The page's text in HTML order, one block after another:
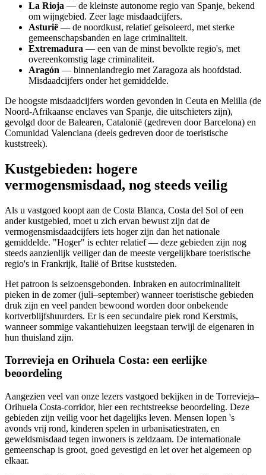
La Rioja — de kleinste autonome regio van Spanje, bekend
om wijngebied. Zeer lage misdaadcijfers.
Asturië — de noordkust, relatief geïsoleerd, met sterke
gemeenschapsbanden en lage criminaliteit.
Extremadura — een van de minst bevolkte regio's, met
overeenkomstig lage criminaliteit.
Aragón — binnenlandregio met Zaragoza als hoofdstad.
Misdaadcijfers onder het gemiddelde.
De hoogste misdaadcijfers worden gevonden in Ceuta en Melilla (de
Noord-Afrikaanse enclaves van Spanje, die uitschieters zijn),
gevolgd door de Balearen, Catalonië (gedreven door Barcelona) en
Comunidad Valenciana (deels gedreven door de toeristische
kuststreek).
Kustgebieden: hogere
vermogensmisdaad, nog steeds veilig
Als u vastgoed koopt aan de Costa Blanca, Costa del Sol of een
ander kustgebied, moet u zich ervan bewust zijn dat de
vermogensmisdaadcijfers iets hoger zijn dan het nationale
gemiddelde. "Hoger" is echter relatief — deze gebieden zijn nog
steeds aanzienlijk veiliger dan de meeste vergelijkbare toeristische
regio's in Frankrijk, Italië of Britse kuststeden.
Het patroon is seizoensgebonden. Inbraken en autocriminaliteit
pieken in de zomer (juli–september) wanneer toeristische gebieden
druk zijn en veel panden bewoond worden door onbekende
kortverblijfshuurders. Er is een secundaire piek rond Kerstmis,
wanneer sommige vakantiehuizen leegstaan terwijl de eigenaren in
hun thuisland zijn.
Torrevieja en Orihuela Costa: een eerlijke
beoordeling
Aangezien veel van onze lezers vastgoed bekijken in de Torrevieja–
Orihuela Costa-corridor, hier een rechtstreekse beoordeling. Deze
gebieden zijn veilig voor het dagelijks leven. Mensen lopen 's
avonds vrij rond, kinderen spelen in urbanisatiestraten, en
geweldsmisdaad tegen inwoners is zeldzaam. De internationale
gemeenschap is groot, goed gevestigd en let over het algemeen op
elkaar.